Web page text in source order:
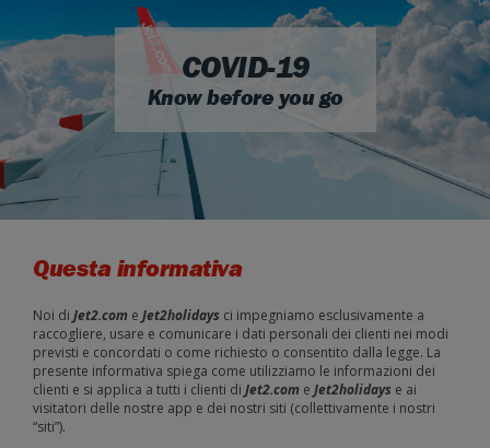
COVID-19
Know before you go
Questa informativa
Noi di Jet2.com e Jet2holidays ci impegniamo esclusivamente a
raccogliere, usare e comunicare i dati personali dei clienti nei modi
previsti e concordati o come richiesto o consentito dalla legge. La
presente informativa spiega come utilizziamo le informazioni dei
clienti e si applica a tutti i clienti di Jet2.com e Jet2holidays e ai
visitatori delle nostre app e dei nostri siti (collettivamente i nostri
“siti”).